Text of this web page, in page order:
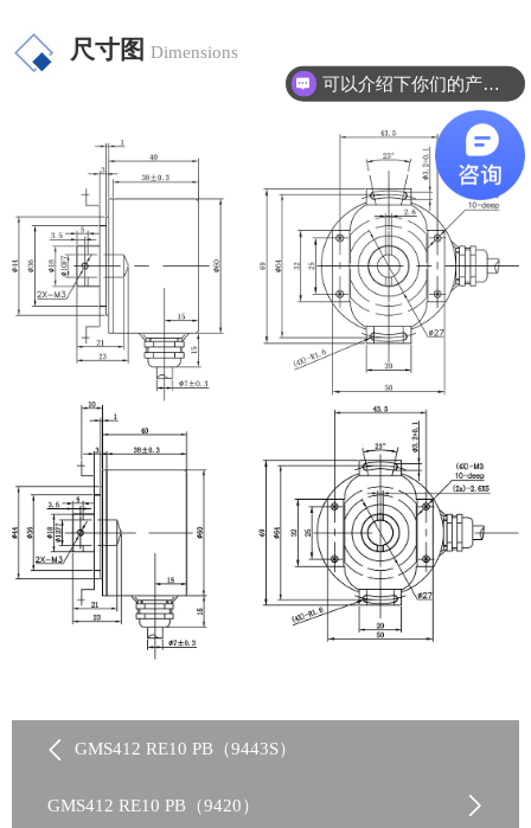
尺寸图 Dimensions
GMS412 RE10 PB（9443S）
GMS412 RE10 PB（9420）
可以介绍下你们的产品么？
有技术参数，可以帮忙选型吗？